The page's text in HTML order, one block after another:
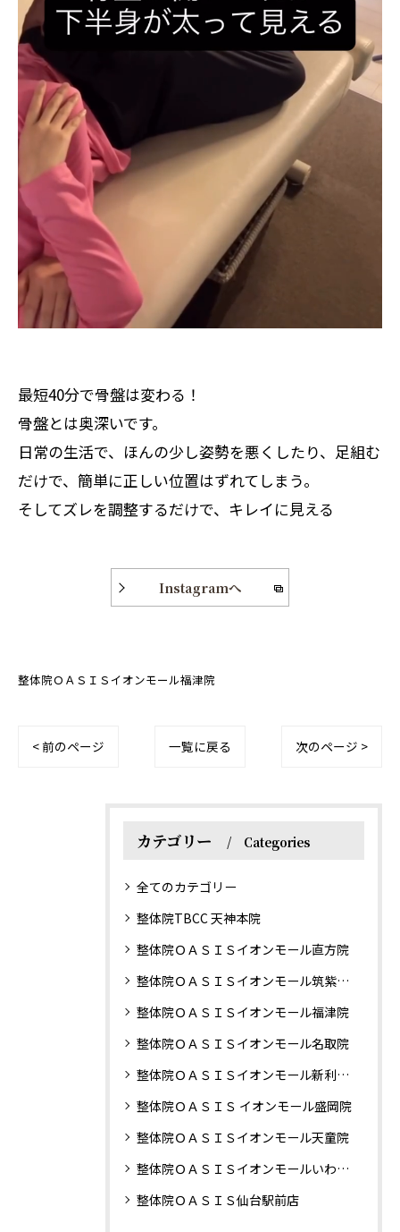
最短40分で骨盤は変わる！
骨盤とは奥深いです。
日常の生活で、ほんの少し姿勢を悪くしたり、足組む
だけで、簡単に正しい位置はずれてしまう。
そしてズレを調整するだけで、キレイに見える
Instagramへ
整体院ＯＡＳＩＳイオンモール福津院
< 前のページ 一覧に戻る 次のページ >
カテゴリー Categories
全てのカテゴリー
整体院TBCC 天神本院
整体院ＯＡＳＩＳイオンモール直方院
整体院ＯＡＳＩＳイオンモール筑紫野院
整体院ＯＡＳＩＳイオンモール福津院
整体院ＯＡＳＩＳイオンモール名取院
整体院ＯＡＳＩＳイオンモール新利府南館院
整体院ＯＡＳＩＳ イオンモール盛岡院
整体院ＯＡＳＩＳイオンモール天童院
整体院ＯＡＳＩＳイオンモールいわき小名浜院
整体院ＯＡＳＩＳ仙台駅前店